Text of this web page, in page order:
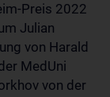
Preis 2022
Julian
von Harald
MedUni
von der